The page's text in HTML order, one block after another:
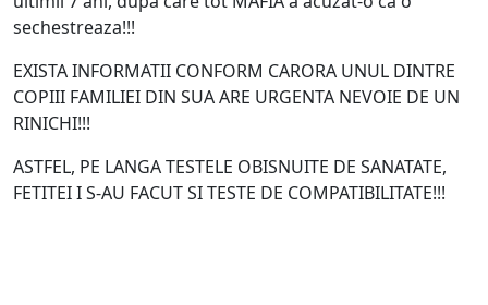
sechestreaza!!!
EXISTA INFORMATII CONFORM CARORA UNUL DINTRE
COPIII FAMILIEI DIN SUA ARE URGENTA NEVOIE DE UN
RINICHI!!!
ASTFEL, PE LANGA TESTELE OBISNUITE DE SANATATE,
FETITEI I S-AU FACUT SI TESTE DE COMPATIBILITATE!!!